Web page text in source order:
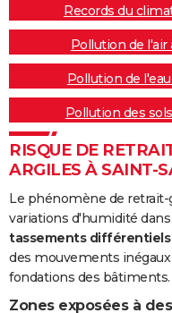
Records du
Pollution de l'air
Pollution de
Pollution des
RISQUE DE
ARGILES À SAINT-
Le phénomène de
variations d'humidité
tassements différentiels
des mouvements inégaux
fondations des bâtiments.
Zones exposées à